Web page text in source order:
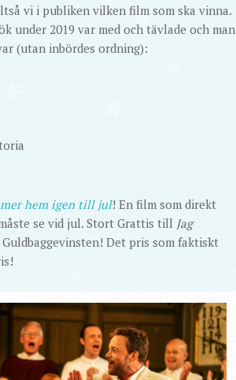
vi i publiken vilken film som ska vinna.
under 2019 var med och tävlade och man
(utan inbördes ordning):
hem igen till jul! En film som direkt
se vid jul. Stort Grattis till Jag
Det pris som faktiskt